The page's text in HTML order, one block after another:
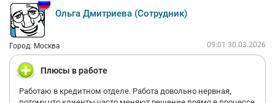
Ольга Дмитриева (Сотрудник)
Город: Москва 09:01 30.03.2026
Плюсы в работе
Работаю в кредитном отделе. Работа довольно нервная,